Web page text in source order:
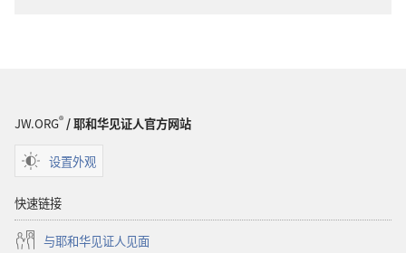
项
年
3
JW.ORG®/ 耶和华见证人官方网站
设置外观
快速链接
与耶和华见证人见面